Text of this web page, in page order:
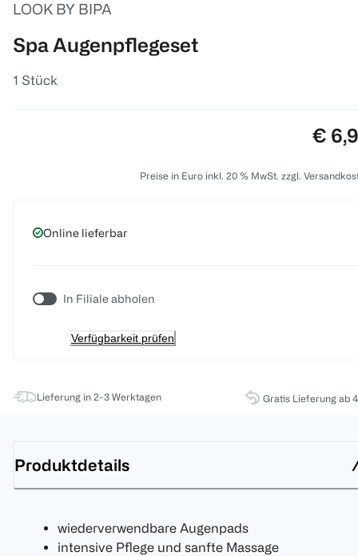
LOOK BY BIPA
Spa Augenpflegeset
1 Stück
€
Preise in Euro inkl. 20 % MwSt. zzgl.
Online lieferbar
In Filiale abholen
Verfügbarkeit prüfen
Lieferung in 2-3 Werktagen Gratis Lieferung ab
Produktdetails
wiederverwendbare Augenpads
intensive Pflege und sanfte Massage